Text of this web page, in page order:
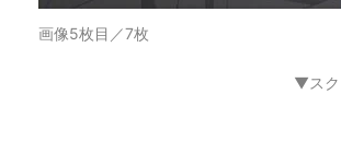
画像5枚目／7枚
▼スク